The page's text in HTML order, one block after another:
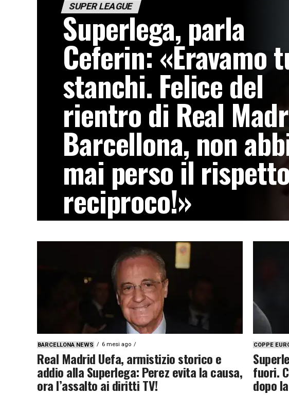
SUPER LEAGUE
Superlega, parla
Ceferin: «Eravamo
stanchi. Felice del
rientro di Real
Barcellona, non
mai perso il rispetto
reciproco!»
Congresso della Federcalcio europea. Le sue parole
BARCELLONA NEWS 6 mesi ago
Real Madrid Uefa, armistizio storico e
addio alla Superlega: Perez evita la causa,
ora l’assalto ai diritti TV!
COPPE
fuori.
dopo